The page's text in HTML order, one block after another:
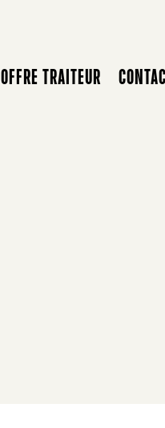
OFFRE TRAITEUR